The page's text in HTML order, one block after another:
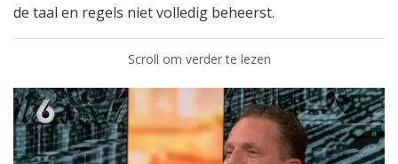
de taal en regels niet volledig beheerst.
Scroll om verder te lezen